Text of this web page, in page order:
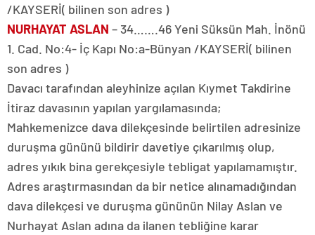
/KAYSERİ( bilinen son adres )
NURHAYAT ASLAN – 34…….46 Yeni Süksün Mah. İnönü
1. Cad. No:4- İç Kapı No:a-Bünyan /KAYSERİ( bilinen
son adres )
Davacı tarafından aleyhinize açılan Kıymet Takdirine
İtiraz davasının yapılan yargılamasında;
Mahkemenizce dava dilekçesinde belirtilen adresinize
duruşma gününü bildirir davetiye çıkarılmış olup,
adres yıkık bina gerekçesiyle tebligat yapılamamıştır.
Adres araştırmasından da bir netice alınamadığından
dava dilekçesi ve duruşma gününün Nilay Aslan ve
Nurhayat Aslan adına da ilanen tebliğine karar